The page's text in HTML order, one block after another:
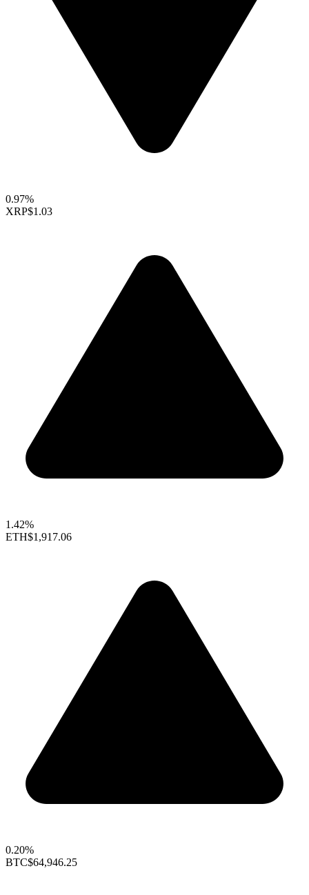
0.97%
XRP$1.03
1.42%
ETH$1,917.06
0.20%
BTC$64,946.25